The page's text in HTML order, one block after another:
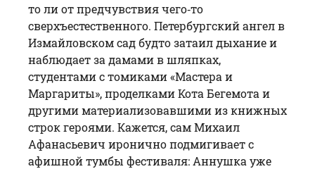
то ли от предчувствия чего‑то
сверхъестественного. Петербургский ангел в
Измайловском сад будто затаил дыхание и
наблюдает за дамами в шляпках,
студентами с томиками «Мастера и
Маргариты», проделками Кота Бегемота и
другими материализовавшими из книжных
строк героями. Кажется, сам Михаил
Афанасьевич иронично подмигивает с
афишной тумбы фестиваля: Аннушка уже